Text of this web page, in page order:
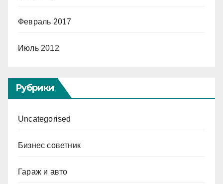
Февраль 2017
Июль 2012
Рубрики
Uncategorised
Бизнес советник
Гараж и авто